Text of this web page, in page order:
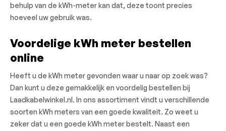
behulp van de kWh-meter kan dat, deze toont precies
hoeveel uw gebruik was.
Voordelige kWh meter bestellen
online
Heeft u de kWh meter gevonden waar u naar op zoek was?
Dan kunt u deze gemakkelijk en voordelig bestellen bij
Laadkabelwinkel.nl. In ons assortiment vindt u verschillende
soorten kWh meters van een goede kwaliteit. Zo weet u
zeker dat u een goede kWh meter bestelt. Naast een